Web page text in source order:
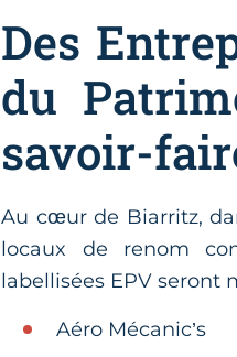
Des
du
savoir-
Au cœur de Biarritz,
locaux de renom
labellisées EPV seront
Aéro Mécanic’s